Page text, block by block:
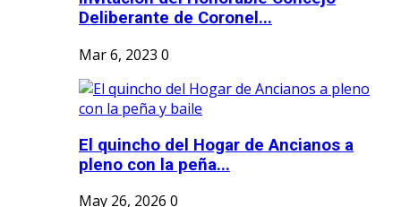
Deliberante de Coronel...
Mar 6, 2023 0
El quincho del Hogar de Ancianos a
pleno con la peña...
May 26, 2026 0